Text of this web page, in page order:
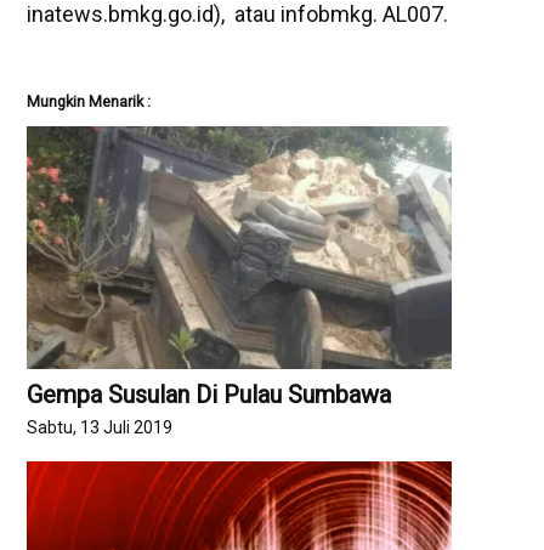
inatews.bmkg.go.id), atau infobmkg. AL007.
Mungkin Menarik :
Gempa Susulan Di Pulau Sumbawa
Sabtu, 13 Juli 2019